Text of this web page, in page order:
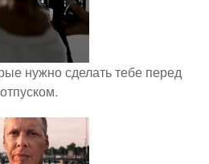
нужно сделать тебе перед
отпуском.